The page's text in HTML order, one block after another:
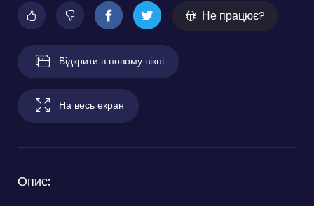
Не працює?
Відкрити в новому вікні
На весь екран
Опис: